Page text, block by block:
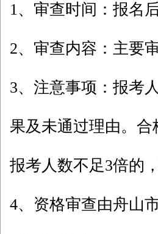
1、审查时间：报名
2、审查内容：主要
3、注意事项：报考
果及未通过理由。
报考人数不足3倍的
4、资格审查由舟山